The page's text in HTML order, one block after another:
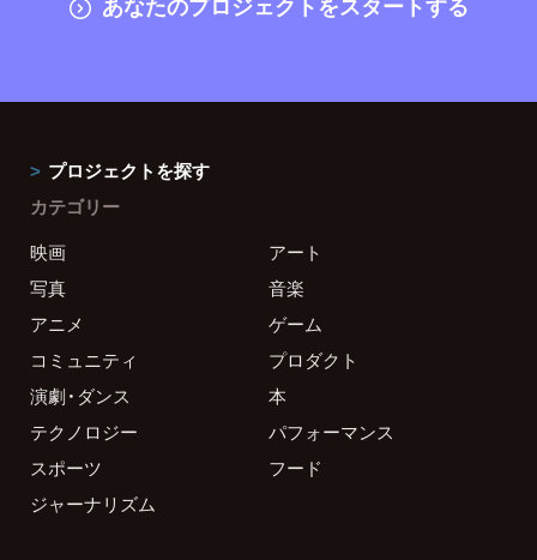
プロジェクトを探す
カテゴリー
映画
アート
写真
音楽
アニメ
ゲーム
コミュニティ
プロダクト
演劇・ダンス
本
テクノロジー
パフォーマンス
スポーツ
フード
ジャーナリズム